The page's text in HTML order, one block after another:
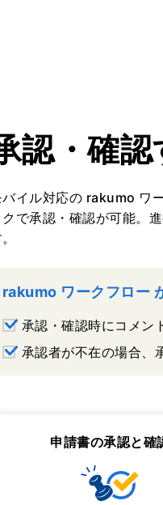
認・確認
バイル対応の rakumo ワ
クで承認・確認が可能。
rakumo ワークフロー
承認・確認時にコメン
承認者が不在の場合、
申請書の承認と確